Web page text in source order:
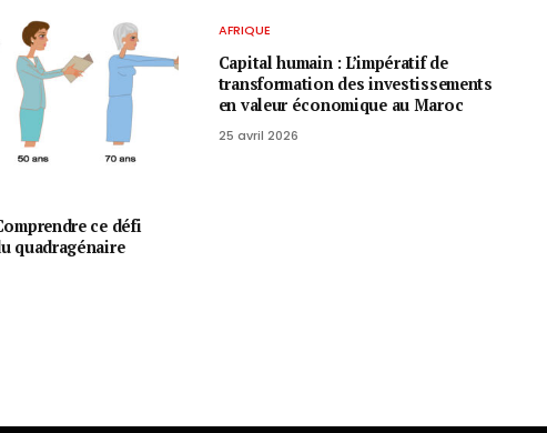
ce défi
quadragénaire
AFRIQUE
Capital humain : L’impératif de
transformation des investissements
en valeur économique au Maroc
25 avril 2026